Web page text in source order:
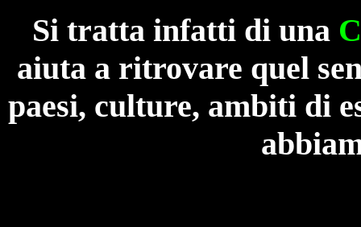
Si tratta infatti di una
aiuta a ritrovare quel
paesi, culture, ambiti di